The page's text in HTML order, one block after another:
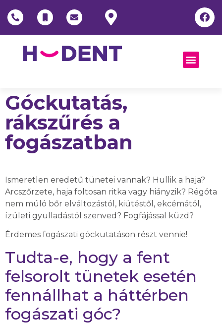
Góckutatás,
rákszűrés a
fogászatban
Ismeretlen eredetű tünetei vannak? Hullik a haja?
Arcszőrzete, haja foltosan ritka vagy hiányzik? Régóta
nem múló bőr elváltozástól, kiütéstől, ekcémától,
ízületi gyulladástól szenved? Fogfájással küzd?
Érdemes fogászati góckutatáson részt vennie!
Tudta-e, hogy a fent
felsorolt tünetek esetén
fennállhat a háttérben
fogászati góc?